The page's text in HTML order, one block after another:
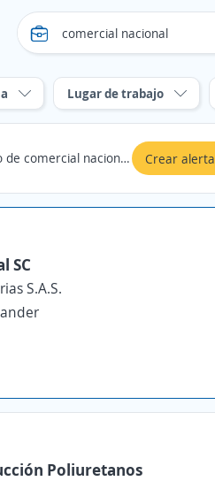
Lugar de trabajo
nacional en Santander Crear alerta
SC
S.A.S.
Poliuretanos